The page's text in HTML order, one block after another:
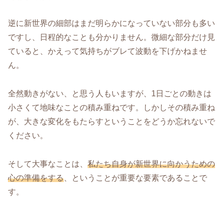
逆に新世界の細部はまだ明らかになっていない部分も多い
ですし、日程的なことも分かりません。微細な部分だけ見
ていると、かえって気持ちがブレて波動を下げかねませ
ん。
全然動きがない、と思う人もいますが、1日ごとの動きは
小さくて地味なことの積み重ねです。しかしその積み重ね
が、大きな変化をもたらすということをどうか忘れないで
ください。
そして大事なことは、 私たち自身が新世界に向かうための
心の準備をする 、ということが重要な要素であることで
す。